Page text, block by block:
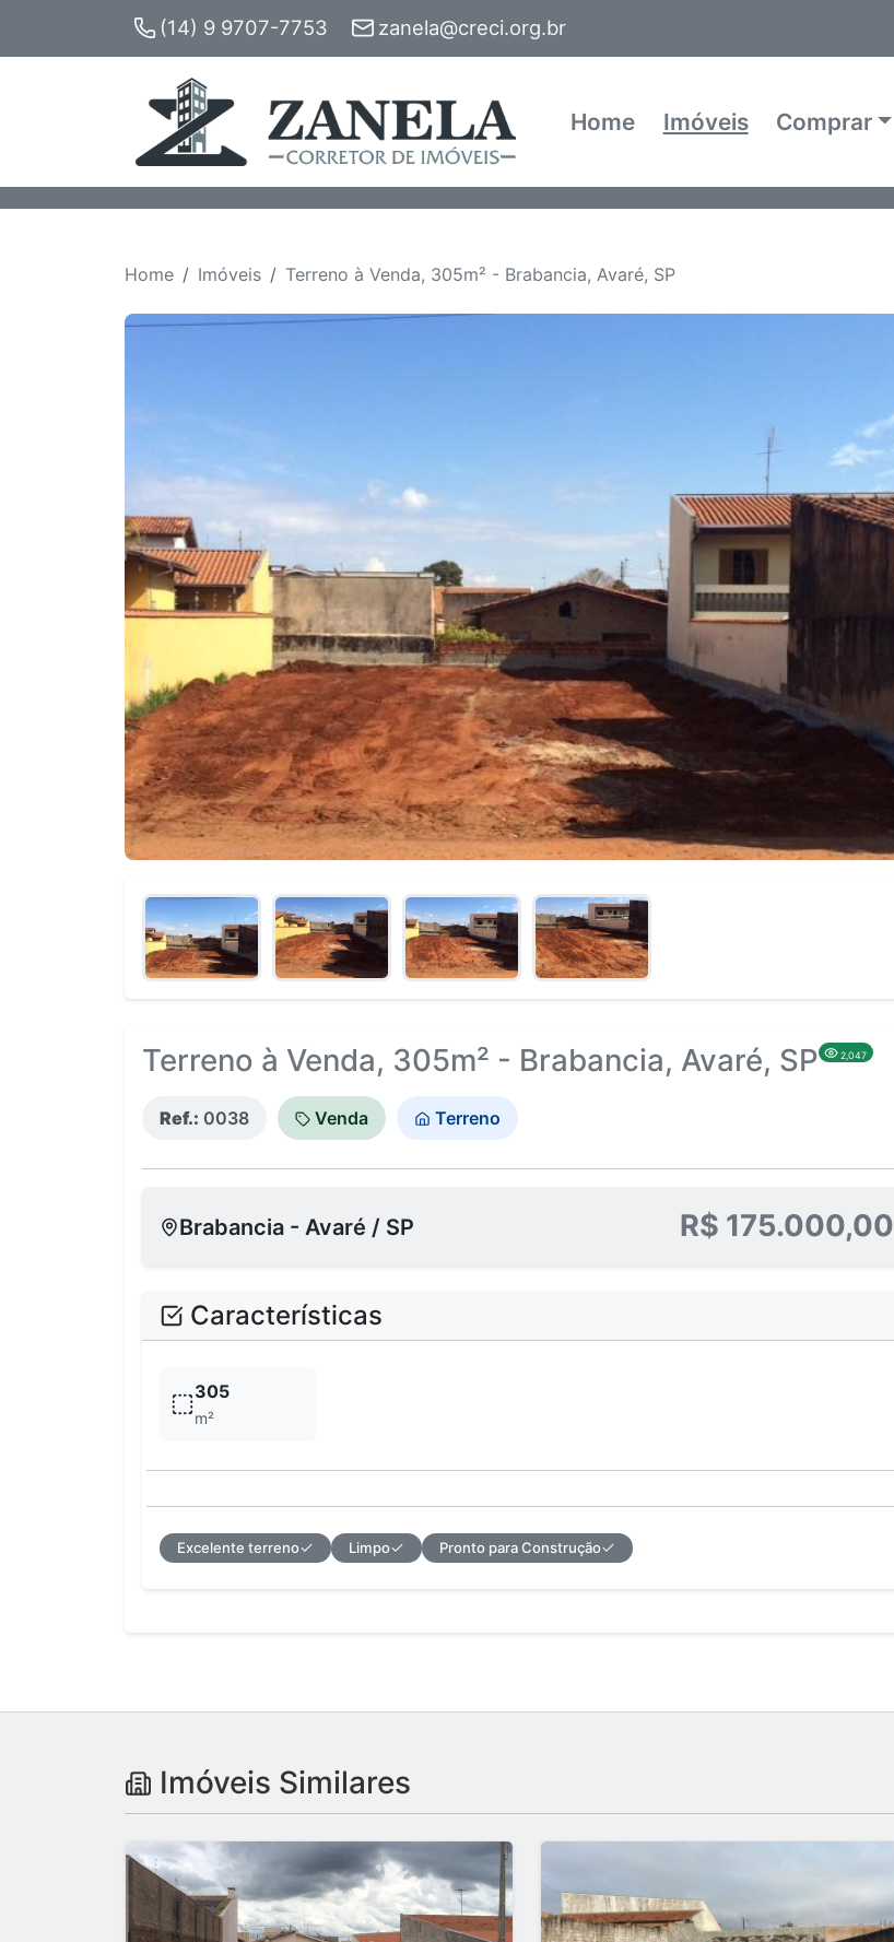
(14) 9 9707-7753 zanela@creci.org.br
Home Imóveis Comprar
Home Imóveis Terreno à Venda, 305m² - Brabancia, Avaré, SP
Terreno à Venda, 305m² - Brabancia, Avaré, SP 2,047
Ref.: 0038 Venda Terreno
Brabancia - Avaré / SP R$ 175.000,00
Características
305
m²
Excelente terreno Limpo Pronto para Construção
Imóveis Similares